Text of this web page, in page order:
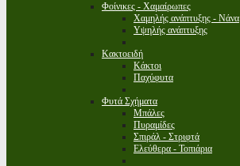
Φοίνικες - Χαμαίρωπες
Χαμηλής ανάπτυξης - Νάνα
Υψηλής ανάπτυξης
Κακτοειδή
Κάκτοι
Παχύφυτα
Φυτά Σχήματα
Μπάλες
Πυραμίδες
Σπιράλ - Στριφτά
Ελεύθερα - Τοπιάρια